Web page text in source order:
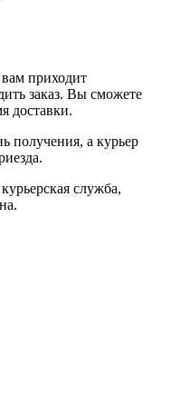
приходит
заказ. Вы сможете
доставки.
получения, а курьер
служба,